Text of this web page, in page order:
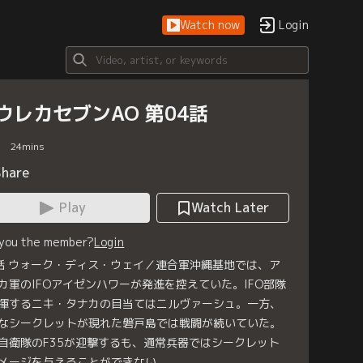
Watch now Login
レカセブンAO 第04話
24mins
Play
Watch Later
the member?Login
ウォーク・ディス・ウェイ／連合軍沖縄基地では、ア
軍のIFOアイゼンハワーが発進を控えていた。IFO部隊
するニキ・タナカの目当てはニルヴァーシュ。一方、
シークレットが現れた磐戸島では戦闘が続いていた。
衛隊のF35が迎撃するも、通常兵器ではシークレット